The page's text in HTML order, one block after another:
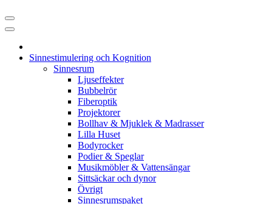
Sinnestimulering och Kognition
Sinnesrum
Ljuseffekter
Bubbelrör
Fiberoptik
Projektorer
Bollhav & Mjuklek & Madrasser
Lilla Huset
Bodyrocker
Podier & Speglar
Musikmöbler & Vattensängar
Sittsäckar och dynor
Övrigt
Sinnesrumspaket